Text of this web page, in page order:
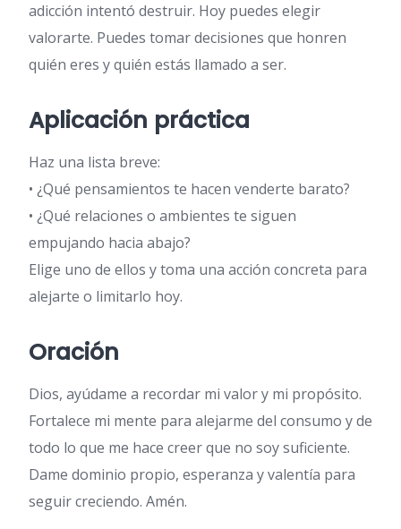
adicción intentó destruir. Hoy puedes elegir
valorarte. Puedes tomar decisiones que honren
quién eres y quién estás llamado a ser.
Aplicación práctica
Haz una lista breve:
• ¿Qué pensamientos te hacen venderte barato?
• ¿Qué relaciones o ambientes te siguen
empujando hacia abajo?
Elige uno de ellos y toma una acción concreta para
alejarte o limitarlo hoy.
Oración
Dios, ayúdame a recordar mi valor y mi propósito.
Fortalece mi mente para alejarme del consumo y de
todo lo que me hace creer que no soy suficiente.
Dame dominio propio, esperanza y valentía para
seguir creciendo. Amén.